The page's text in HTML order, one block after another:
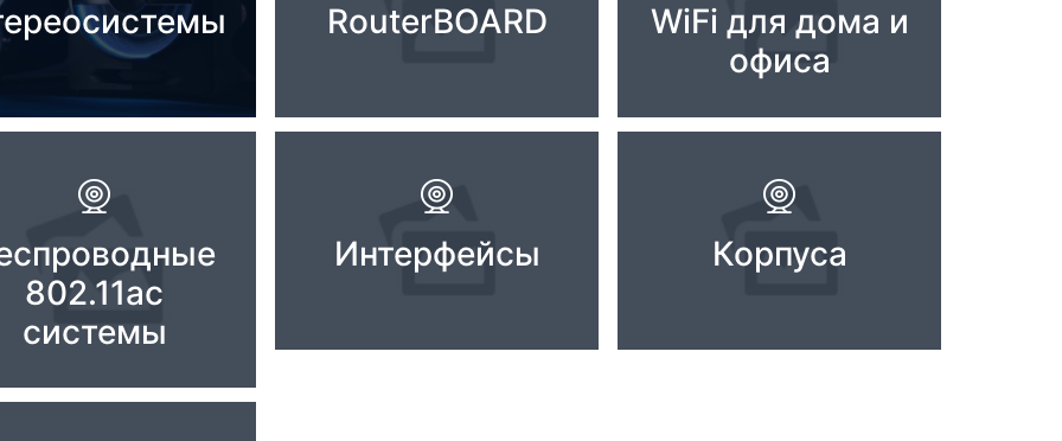
RouterBOARD
WiFi для дома и
офиса
802.11ac
системы
Интерфейсы Корпуса